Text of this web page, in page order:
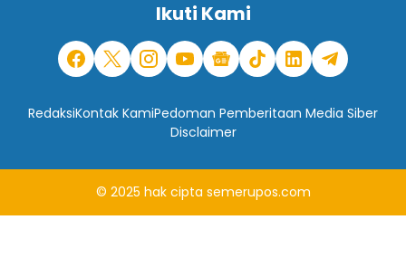
Ikuti Kami
RedaksiKontak KamiPedoman Pemberitaan Media Siber
Disclaimer
© 2025 hak cipta semerupos.com